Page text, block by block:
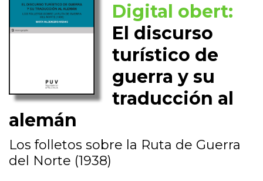
Digital obert:
El discurso
turístico de
guerra y su
traducción al
alemán
Los folletos sobre la Ruta de Guerra
del Norte (1938)